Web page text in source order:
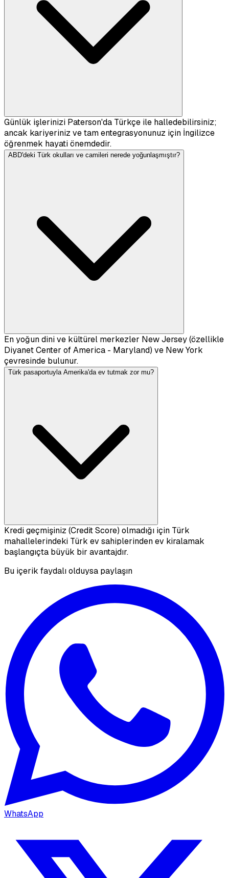
Günlük işlerinizi Paterson'da Türkçe ile halledebilirsiniz;
ancak kariyeriniz ve tam entegrasyonunuz için İngilizce
öğrenmek hayati önemdedir.
ABD'deki Türk okulları ve camileri nerede yoğunlaşmıştır?
En yoğun dini ve kültürel merkezler New Jersey (özellikle
Diyanet Center of America - Maryland) ve New York
çevresinde bulunur.
Türk pasaportuyla Amerika'da ev tutmak zor mu?
Kredi geçmişiniz (Credit Score) olmadığı için Türk
mahallelerindeki Türk ev sahiplerinden ev kiralamak
başlangıçta büyük bir avantajdır.
Bu içerik faydalı olduysa paylaşın
WhatsApp